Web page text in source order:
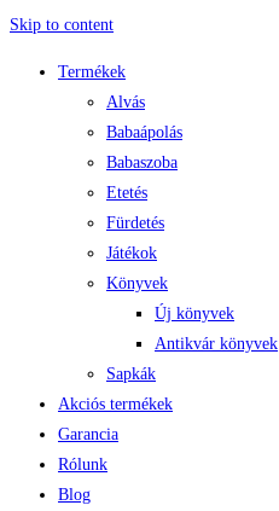
Skip to content
Termékek
Alvás
Babaápolás
Babaszoba
Etetés
Fürdetés
Játékok
Könyvek
Új könyvek
Antikvár könyvek
Sapkák
Akciós termékek
Garancia
Rólunk
Blog